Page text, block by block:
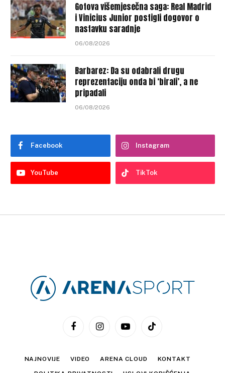
Gotova višemjesečna saga: Real Madrid
i Vinicius Junior postigli dogovor o
nastavku saradnje
06/08/2026
Barbarez: Da su odabrali drugu
reprezentaciju onda bi ‘birali’, a ne
pripadali
06/08/2026
Facebook Instagram
YouTube TikTok
FacebookInstagramYouTubeTikTok
NAJNOVIJE VIDEO ARENA CLOUD KONTAKT